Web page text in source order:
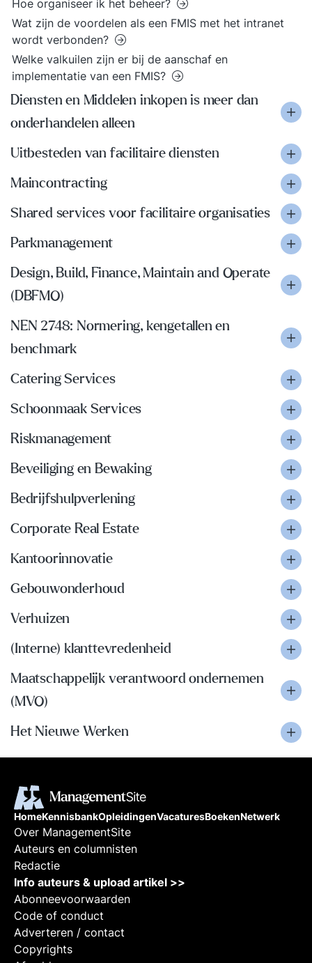
Hoe organiseer ik het beheer?
Wat zijn de voordelen als een FMIS met het intranet
wordt verbonden?
Welke valkuilen zijn er bij de aanschaf en
implementatie van een FMIS?
Diensten en Middelen inkopen is meer dan
onderhandelen alleen
Uitbesteden van facilitaire diensten
Maincontracting
Shared services voor facilitaire organisaties
Parkmanagement
Design, Build, Finance, Maintain and Operate
(DBFMO)
NEN 2748: Normering, kengetallen en
benchmark
Catering Services
Schoonmaak Services
Riskmanagement
Beveiliging en Bewaking
Bedrijfshulpverlening
Corporate Real Estate
Kantoorinnovatie
Gebouwonderhoud
Verhuizen
(Interne) klanttevredenheid
Maatschappelijk verantwoord ondernemen
(MVO)
Het Nieuwe Werken
HomeKennisbankOpleidingenVacaturesBoekenNetwerk
Over ManagementSite
Auteurs en columnisten
Redactie
Info auteurs & upload artikel >>
Abonneevoorwaarden
Code of conduct
Adverteren / contact
Copyrights